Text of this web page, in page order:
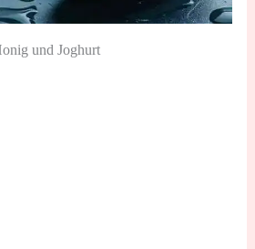
und Joghurt